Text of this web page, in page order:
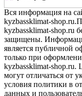
Вся информация на
kyzbassklimat-
kyzbassklimat-shop.ru
защищены.
является публичной
только при
kyzbassklimat-
могут отличаться от
условия политики в
данных и